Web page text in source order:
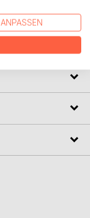
im Raum
davon, ob
Provinz ist.
ANPASSEN